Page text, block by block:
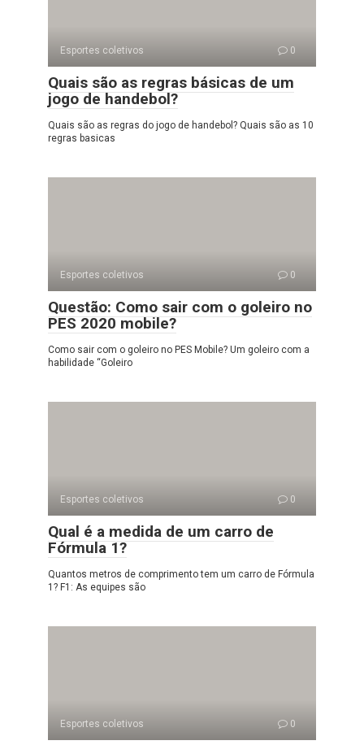
Esportes coletivos 0
Quais são as regras básicas de um
jogo de handebol?
Quais são as regras do jogo de handebol? Quais são as 10
regras basicas
Esportes coletivos 0
Questão: Como sair com o goleiro no
PES 2020 mobile?
Como sair com o goleiro no PES Mobile? Um goleiro com a
habilidade “Goleiro
Esportes coletivos 0
Qual é a medida de um carro de
Fórmula 1?
Quantos metros de comprimento tem um carro de Fórmula
1? F1: As equipes são
Esportes coletivos 0